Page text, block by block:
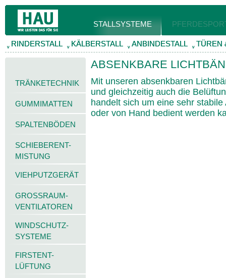
STALLSYSTEME
v RINDERSTALL
v RINDERSTALL v KÄLBERSTALL
v KÄLBERSTALL v ANBINDESTALL
v ANBINDESTALL v TÜREN
v TÜREN
TRÄNKETECHNIK
GUMMIMATTEN
SPALTENBÖDEN
SCHIEBERENT-
MISTUNG
VIEHPUTZGERÄT
GROSSRAUM-
VENTILATOREN
WINDSCHUTZ-
SYSTEME
FIRSTENT-
LÜFTUNG
ABSENKBARE
Mit unseren absenkbaren
und gleichzeitig auch die
handelt sich um eine sehr
oder von Hand bedient werden